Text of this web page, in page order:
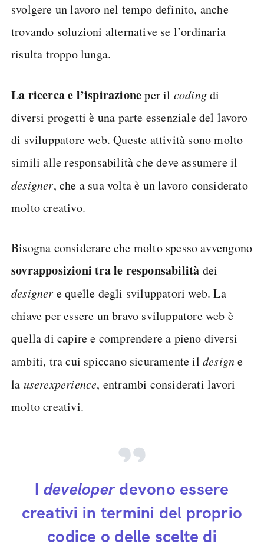
svolgere un lavoro nel tempo definito, anche
trovando soluzioni alternative se l’ordinaria
risulta troppo lunga.
La ricerca e l’ispirazioneper il codingdi
diversi progetti è una parte essenziale del lavoro
di sviluppatore web. Queste attività sono molto
simili alle responsabilità che deve assumere il
designer, che a sua volta è un lavoro considerato
molto creativo.
Bisogna considerare che molto spesso avvengono
sovrapposizioni tra le responsabilità dei
designer e quelle degli sviluppatori web. La
chiave per essere un bravo sviluppatore web è
quella di capire e comprendere a pieno diversi
ambiti, tra cui spiccano sicuramente ildesigne
la userexperience, entrambi considerati lavori
molto creativi.
I developerdevono essere
creativi in termini del proprio
codice o delle scelte di